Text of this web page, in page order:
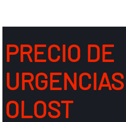
PRECIO DE
OLOST